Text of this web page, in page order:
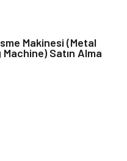
Ekonomi
Makinesi (Metal
Satın Alma